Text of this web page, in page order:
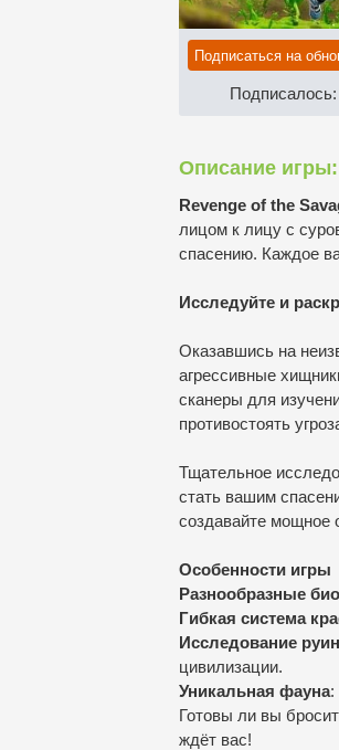
Подписаться на
Подписалось:
Описание игры:
Revenge of the
лицом к лицу с
спасению. Каждое
Исследуйте и
Оказавшись на
агрессивные
сканеры для
противостоять
Тщательное
стать вашим
создавайте мощное
Особенности игры
Разнообразные
Гибкая система
Исследование руин
цивилизации.
Уникальная фауна:
Готовы ли вы
ждёт вас!